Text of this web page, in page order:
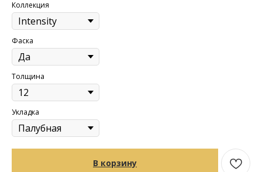
Коллекция
Фаска
Толщина
Укладка
В корзину